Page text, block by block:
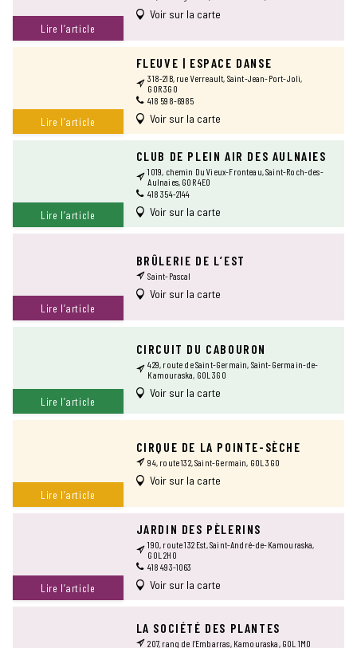
Lire l’article
Voir sur la carte
Lire l’article
FLEUVE | ESPACE DANSE
318-21B, rue Verreault, Saint-Jean-Port-Joli,
G0R 3G0
418 598-6985
Voir sur la carte
Lire l’article
CLUB DE PLEIN AIR DES AULNAIES
1019, chemin Du Vieux-Fronteau, Saint-Roch-des-
Aulnaies, G0R 4E0
418 354-2144
Voir sur la carte
Lire l’article
BRÛLERIE DE L’EST
Saint-Pascal
Voir sur la carte
Lire l’article
CIRCUIT DU CABOURON
429, route de Saint-Germain, Saint-Germain-de-
Kamouraska, G0L 3G0
Voir sur la carte
Lire l’article
CIRQUE DE LA POINTE-SÈCHE
94, route 132, Saint-Germain, G0L 3G0
Voir sur la carte
Lire l’article
JARDIN DES PÈLERINS
190, route 132 Est, Saint-André-de-Kamouraska,
G0L 2H0
418 493-1063
Voir sur la carte
LA SOCIÉTÉ DES PLANTES
207, rang de l’Embarras, Kamouraska, G0L 1M0